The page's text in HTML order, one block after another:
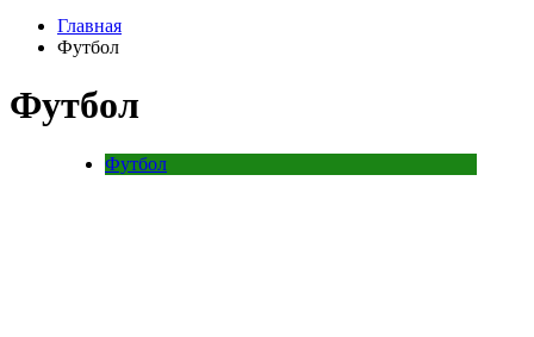
Главная
Футбол
Футбол
Футбол